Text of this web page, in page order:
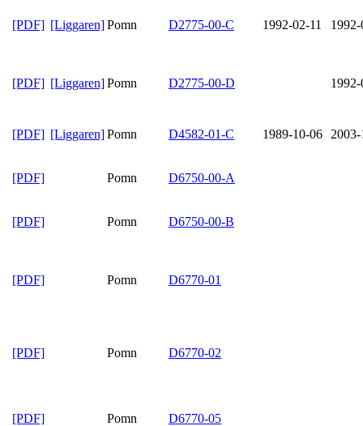
[PDF] [Liggaren]Pomn D2775-00-C 1992-02-11
[PDF] [Liggaren]Pomn D2775-00-D
[PDF] [Liggaren]Pomn D4582-01-C 1989-10-06
[PDF] Pomn D6750-00-A
[PDF] Pomn D6750-00-B
[PDF] Pomn D6770-01
[PDF] Pomn D6770-02
[PDF] Pomn D6770-05